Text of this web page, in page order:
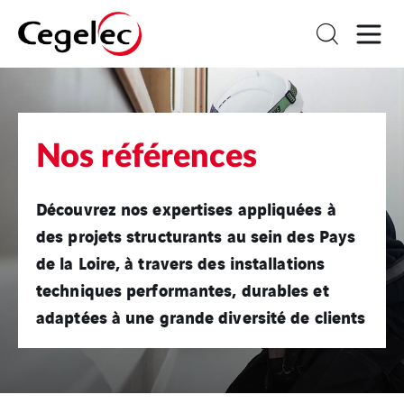
Nos références
Découvrez nos expertises appliquées à
des projets structurants au sein des Pays
de la Loire, à travers des installations
techniques performantes, durables et
adaptées à une grande diversité de clients